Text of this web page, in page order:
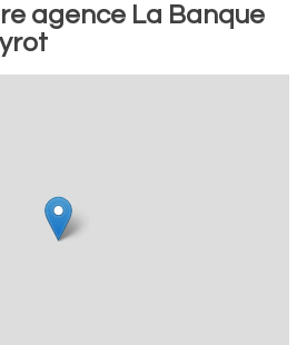
agence La Banque